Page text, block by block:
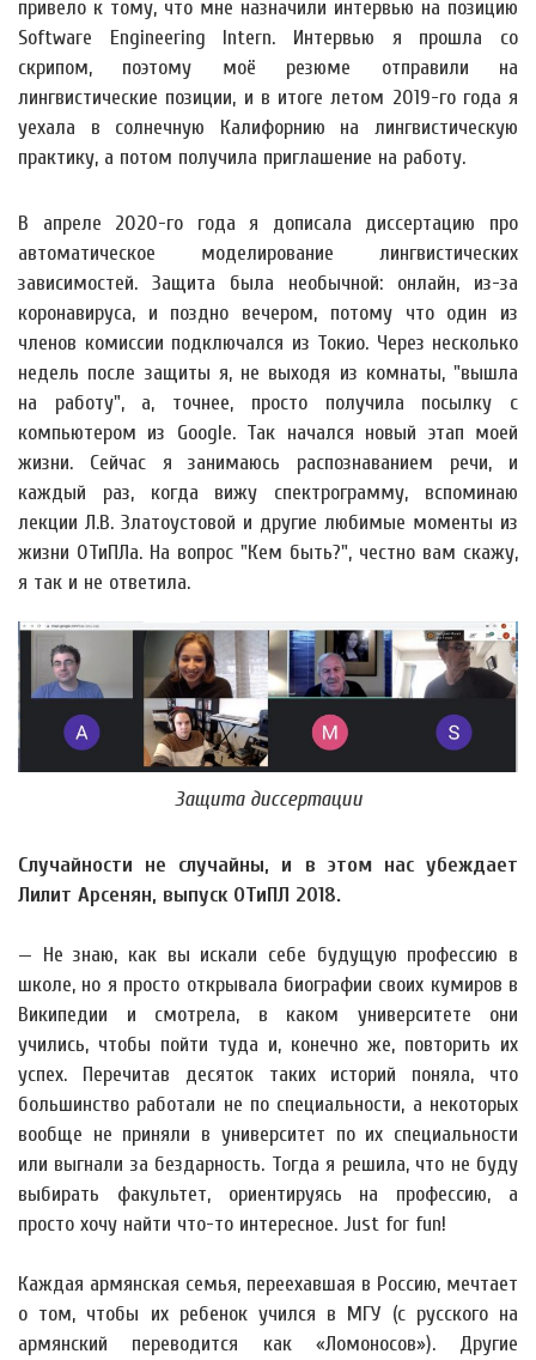
привело к тому, что мне назначили интервью на позицию
Software Engineering Intern. Интервью я прошла со
скрипом, поэтому моё резюме отправили на
лингвистические позиции, и в итоге летом 2019-го года я
уехала в солнечную Калифорнию на лингвистическую
практику, а потом получила приглашение на работу.
В апреле 2020-го года я дописала диссертацию про
автоматическое моделирование лингвистических
зависимостей. Защита была необычной: онлайн, из-за
коронавируса, и поздно вечером, потому что один из
членов комиссии подключался из Токио. Через несколько
недель после защиты я, не выходя из комнаты, "вышла
на работу", а, точнее, просто получила посылку с
компьютером из Google. Так начался новый этап моей
жизни. Сейчас я занимаюсь распознаванием речи, и
каждый раз, когда вижу спектрограмму, вспоминаю
лекции Л.В. Златоустовой и другие любимые моменты из
жизни ОТиПЛа. На вопрос "Кем быть?", честно вам скажу,
я так и не ответила.
Защита диссертации
Случайности не случайны, и в этом нас убеждает
Лилит Арсенян, выпуск ОТиПЛ 2018.
— Не знаю, как вы искали себе будущую профессию в
школе, но я просто открывала биографии своих кумиров в
Википедии и смотрела, в каком университете они
учились, чтобы пойти туда и, конечно же, повторить их
успех. Перечитав десяток таких историй поняла, что
большинство работали не по специальности, а некоторых
вообще не приняли в университет по их специальности
или выгнали за бездарность. Тогда я решила, что не буду
выбирать факультет, ориентируясь на профессию, а
просто хочу найти что-то интересное. Just for fun!
Каждая армянская семья, переехавшая в Россию, мечтает
о том, чтобы их ребенок учился в МГУ (с русского на
армянский переводится как «Ломоносов»). Другие